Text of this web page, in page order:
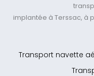
implantée à Terssac, à
Transport navette